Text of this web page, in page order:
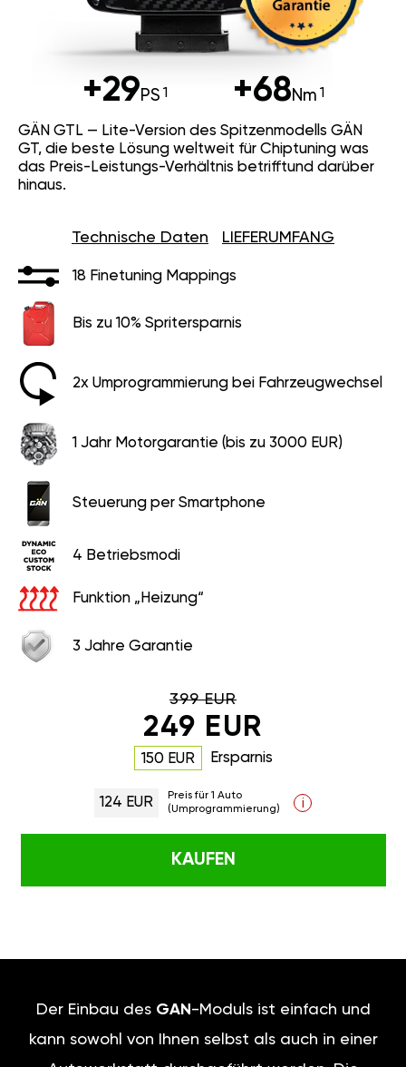
+29PS +68Nm
GÄN GTL — Lite-Version des Spitzenmodells GÄN
GT, die beste Lösung weltweit für Chiptuning was
das Preis-Leistungs-Verhältnis betrifftund darüber
hinaus.
Technische Daten LIEFERUMFANG
18 Finetuning Mappings
Bis zu 10% Spritersparnis
2x Umprogrammierung bei Fahrzeugwechsel
1 Jahr Motorgarantie (bis zu 3000 EUR)
Steuerung per Smartphone
4 Betriebsmodi
Funktion „Heizung“
3 Jahre Garantie
399 EUR
249 EUR
150 EUR Ersparnis
124 EUR
Preis für 1 Auto
(Umprogrammierung)
i
KAUFEN
Der Einbau des GAN -Moduls ist einfach und
kann sowohl von Ihnen selbst als auch in einer